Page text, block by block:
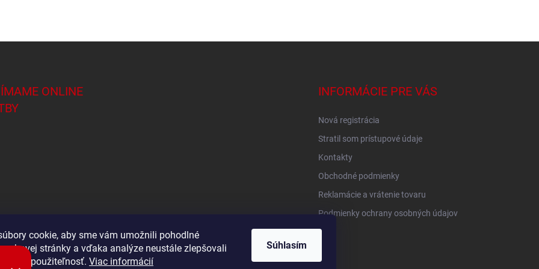
cookie, aby sme vám umožnili pohodlné
stránky a vďaka analýze neustále zlepšovali
a použiteľnosť. Viac informácií
Súhlasím
ONLINE
INFORMÁCIE PRE VÁS
Nová registrácia
Stratil som prístupové údaje
Kontakty
Obchodné podmienky
Reklamácie a vrátenie tovaru
Podmienky ochrany osobných údajov
Shoptet.sk